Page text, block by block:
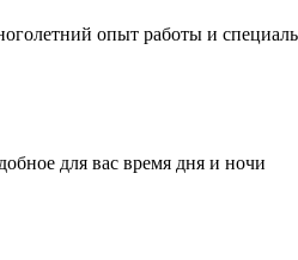
опыт работы и
для вас время дня и ночи